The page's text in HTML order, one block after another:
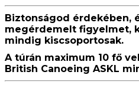
Biztonságod érdekében,
megérdemelt figyelmet,
mindig kiscsoportosak.
A túrán maximum 10 fő
British Canoeing ASKL